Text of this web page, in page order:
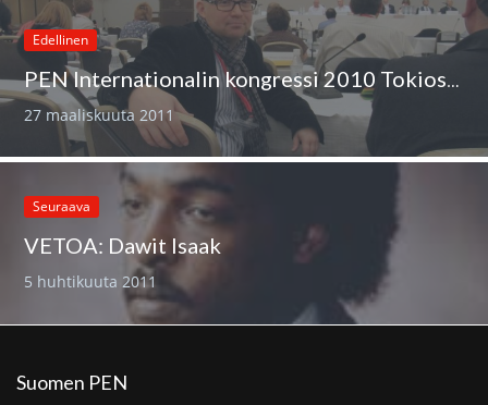
Edellinen
PEN Internationalin kongressi 2010 Tokiossa
27 maaliskuuta 2011
Seuraava
VETOA: Dawit Isaak
5 huhtikuuta 2011
Suomen PEN